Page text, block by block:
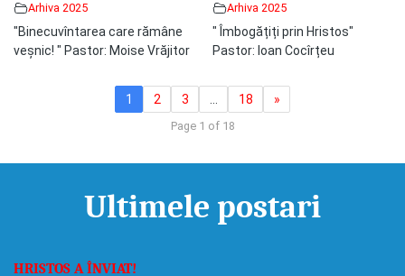
Arhiva 2025
"Binecuvîntarea care rămâne
veșnic! " Pastor: Moise Vrăjitor
Arhiva 2025
" Îmbogățiți prin Hristos"
Pastor: Ioan Cocîrțeu
1 2 3 18 »
Page 1 of 18
Ultimele postari
HRISTOS A ÎNVIAT!